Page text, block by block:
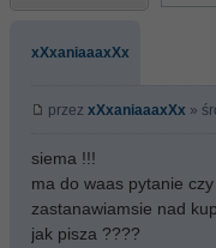
xXxaniaaaxXx
przez xXxaniaaaxXx »
siema !!!
ma do waas pytanie
zastanawiamsie nad
jak pisza ????